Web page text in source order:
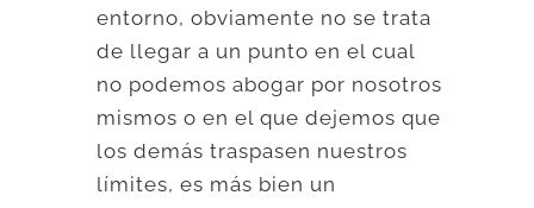
entorno, obviamente no se trata
de llegar a un punto en el cual
no podemos abogar por nosotros
mismos o en el que dejemos que
los demás traspasen nuestros
límites, es más bien un